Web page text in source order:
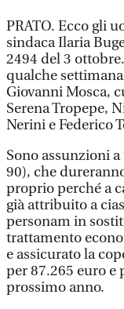
PRATO. Ecco gli
sindaca Ilaria
2494 del 3
qualche
Giovanni Mosca,
Serena Tropepe,
Nerini e Federico
Sono assunzioni
90), che
proprio perché a
già attribuito a
personam in
trattamento
e assicurato la
per 87.265 euro e
prossimo anno.